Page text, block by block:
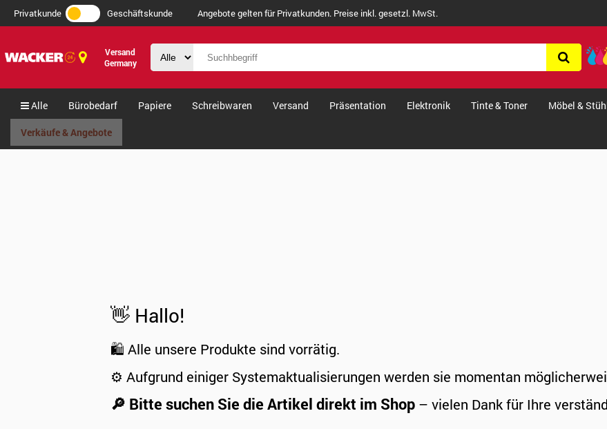
Privatkunde Geschäftskunde Angebote gelten für Privatkunden. Preise inkl. gesetzl. MwSt.
Versand
Germany
Alle Bürobedarf Papiere Schreibwaren Versand Präsentation Elektronik Tinte & Toner Möbel &
Verkäufe & Angebote
👋 Hallo!
🛍️ Alle unsere Produkte sind vorrätig.
⚙️ Aufgrund einiger Systemaktualisierungen werden sie momentan
🔎 Bitte suchen Sie die Artikel direkt im Shop – vielen Dank für Ihre